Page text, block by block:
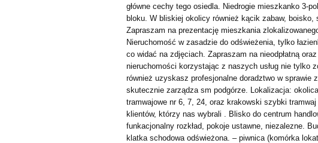
główne cechy tego osiedla. Niedrogie mieszkanko 3-
bloku. W bliskiej okolicy również kącik zabaw, boisko,
Zapraszam na prezentację mieszkania
Nieruchomość w zasadzie do odświeżenia, tylko
co widać na zdjęciach. Zapraszam na nieodpłatną
nieruchomości korzystając z naszych usług nie tylko
również uzyskasz profesjonalne doradztwo w sprawie
skutecznie zarządza sm podgórze. Lokalizacja:
tramwajowe nr 6, 7, 24, oraz krakowski szybki
klientów, którzy nas wybrali . Blisko do centrum
funkacjonalny rozkład, pokoje ustawne, niezalezne.
klatka schodowa odświeżona. – piwnica (komórka